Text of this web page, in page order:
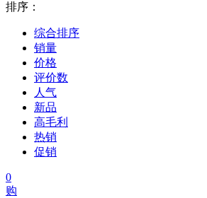
排序：
综合排序
销量
价格
评价数
人气
新品
高毛利
热销
促销
0
购